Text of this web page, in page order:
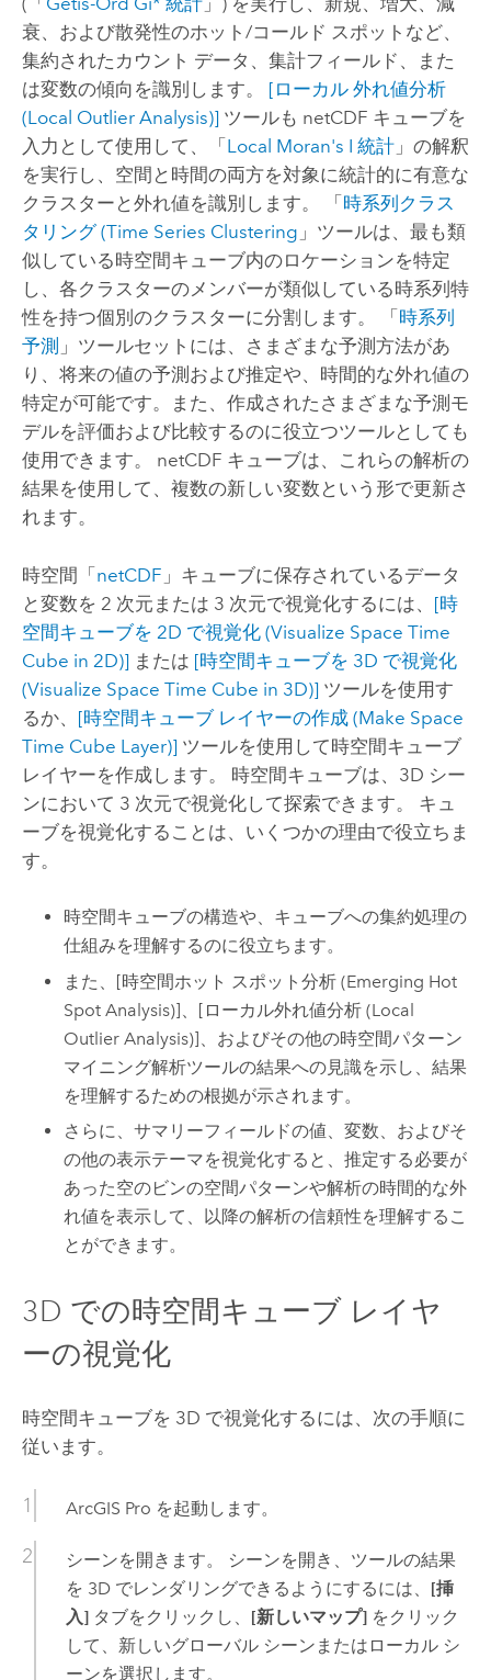
衰、および散発性のホット/コールド スポットなど、
集約されたカウント データ、集計フィールド、また
は変数の傾向を識別します。 [ローカル 外れ値分析
(Local Outlier Analysis)]ツールも netCDF キューブを
入力として使用して、「 Local Moran's I 統計」の解釈
を実行し、空間と時間の両方を対象に統計的に有意な
クラスターと外れ値を識別します。 「 時系列クラス
タリング (Time Series Clustering 」ツールは、最も類
似している時空間キューブ内のロケーションを特定
し、各クラスターのメンバーが類似している時系列特
性を持つ個別のクラスターに分割します。 「 時系列
予測 」ツールセットには、さまざまな予測方法があ
り、将来の値の予測および推定や、時間的な外れ値の
特定が可能です。また、作成されたさまざまな予測モ
デルを評価および比較するのに役立つツールとしても
使用できます。 netCDF キューブは、これらの解析の
結果を使用して、複数の新しい変数という形で更新さ
れます。
時空間「netCDF 」キューブに保存されているデータ
と変数を 2 次元または 3 次元で視覚化するには、 [時
空間キューブを 2D で視覚化 (Visualize Space Time
Cube in 2D)]または [時空間キューブを 3D で視覚化
(Visualize Space Time Cube in 3D)]ツールを使用す
るか、 [時空間キューブ レイヤーの作成 (Make Space
Time Cube Layer)]ツールを使用して時空間キューブ
レイヤーを作成します。 時空間キューブは、3D シー
ンにおいて 3 次元で視覚化して探索できます。 キュ
ーブを視覚化することは、いくつかの理由で役立ちま
す。
時空間キューブの構造や、キューブへの集約処理の
仕組みを理解するのに役立ちます。
また、 [時空間ホット スポット分析 (Emerging Hot
Spot Analysis)]
[ローカル外れ値分析 (Local
Outlier Analysis)] 、およびその他の時空間パターン
マイニング解析ツールの結果への見識を示し、結果
を理解するための根拠が示されます。
さらに、サマリーフィールドの値、変数、およびそ
の他の表示テーマを視覚化すると、推定する必要が
あった空のビンの空間パターンや解析の時間的な外
れ値を表示して、以降の解析の信頼性を理解するこ
とができます。
3D での時空間キューブ レイヤ
ーの視覚化
時空間キューブを 3D で視覚化するには、次の手順に
従います。
ArcGIS Pro を起動します。
シーンを開きます。 シーンを開き、ツールの結果
を 3D でレンダリングできるようにするには、 [挿
入]タブをクリックし、 [新しいマップ]をクリック
して、新しいグローバル シーンまたはローカル シ
ーンを選択します。